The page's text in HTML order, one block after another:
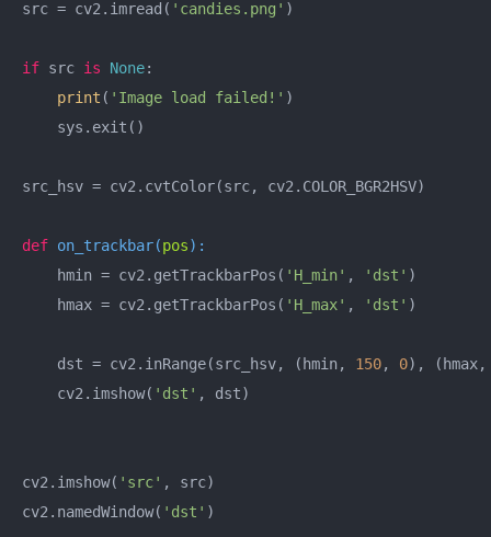
src = cv2.imread( 'candies.png' )
if src is None:
print ( 'Image load failed!' )
    sys.exit()
src_hsv = cv2.cvtColor(src, cv2.COLOR_BGR2HSV)
def on_trackbar(pos):
    hmin = cv2.getTrackbarPos(
'H_min' , 'dst' )
    hmax = cv2.getTrackbarPos(
'H_max' , 'dst' )
    dst = cv2.inRange(src_hsv, (hmin,
150, 0),
    cv2.imshow(
'dst' , dst)
cv2.imshow( 'src' , src)
cv2.namedWindow( 'dst' )